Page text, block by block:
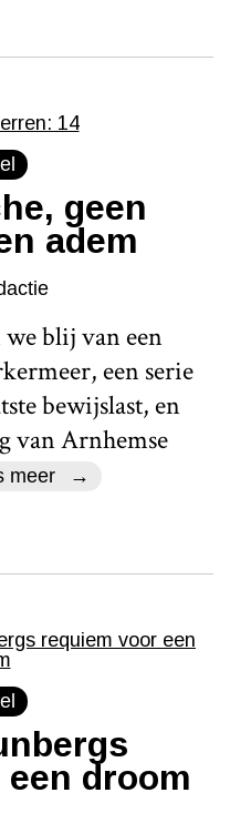
geen
adem
blij van een
een serie
bewijslast, en
van Arnhemse
meer
droom